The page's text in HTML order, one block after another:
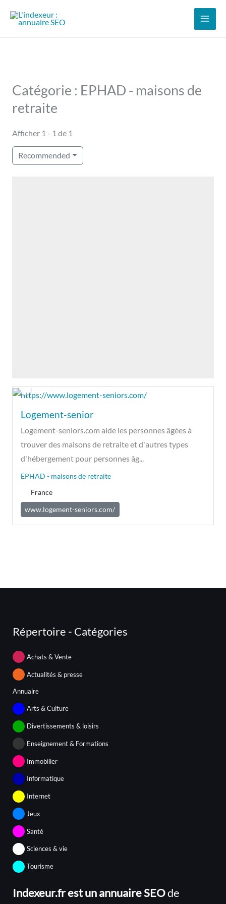
Catégorie : EPHAD - maisons de
retraite
Afficher 1 - 1 de 1
Recommended
Logement-senior
Logement-seniors.com aide les personnes âgées à
trouver des maisons de retraite et d'autres types
d'hébergement pour personnes âg...
EPHAD - maisons de retraite
France
www.logement-seniors.com/
Répertoire - Catégories
Achats & Vente
Actualités & presse
Annuaire
Arts & Culture
Divertissements & loisirs
Enseignement & Formations
Immobilier
Informatique
Internet
Jeux
Santé
Sciences & vie
Tourisme
Indexeur.fr est un annuaire SEOde